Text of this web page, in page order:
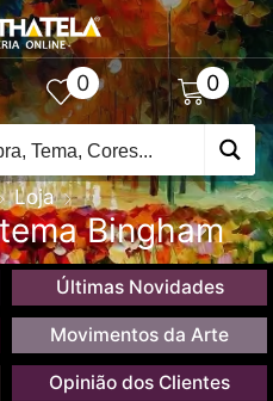
0 0
Loja
Bingham
Últimas Novidades
Movimentos da Arte
Opinião dos Clientes